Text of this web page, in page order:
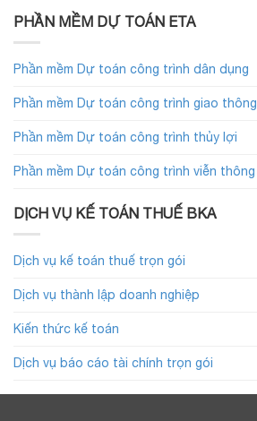
PHẦN MỀM DỰ TOÁN ETA
Phần mềm Dự toán công trình dân dụng
Phần mềm Dự toán công trình giao thông
Phần mềm Dự toán công trình thủy lợi
Phần mềm Dự toán công trình viễn thông
DỊCH VỤ KẾ TOÁN THUẾ BKA
Dịch vụ kế toán thuế trọn gói
Dịch vụ thành lập doanh nghiệp
Kiến thức kế toán
Dịch vụ báo cáo tài chính trọn gói